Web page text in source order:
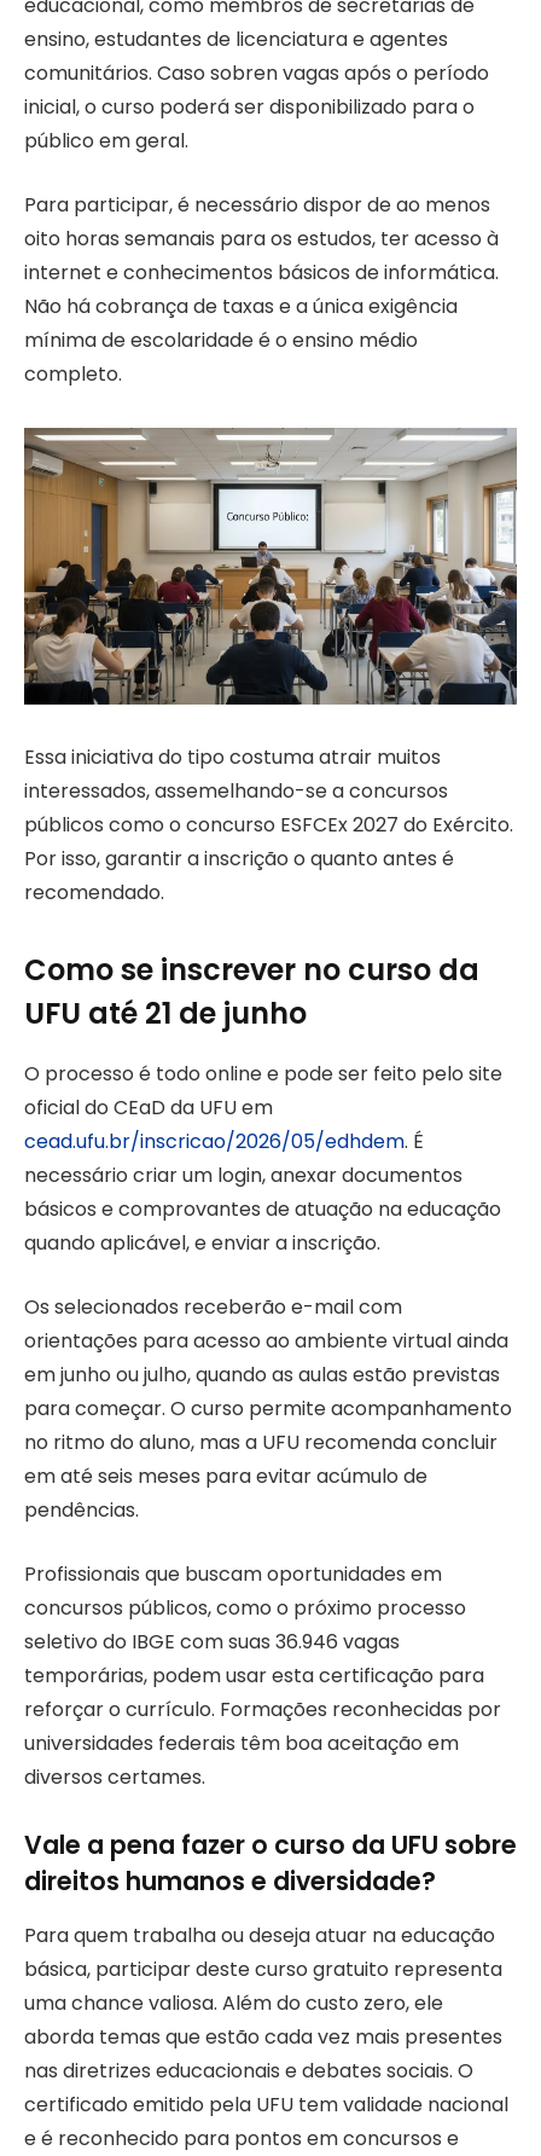
ensino, estudantes de licenciatura e agentes
comunitários. Caso sobren vagas após o período
inicial, o curso poderá ser disponibilizado para o
público em geral.
Para participar, é necessário dispor de ao menos
oito horas semanais para os estudos, ter acesso à
internet e conhecimentos básicos de informática.
Não há cobrança de taxas e a única exigência
mínima de escolaridade é o ensino médio
completo.
Essa iniciativa do tipo costuma atrair muitos
interessados, assemelhando-se a concursos
públicos como o concurso ESFCEx 2027 do Exército.
Por isso, garantir a inscrição o quanto antes é
recomendado.
Como se inscrever no curso da
UFU até 21 de junho
O processo é todo online e pode ser feito pelo site
oficial do CEaD da UFU em
cead.ufu.br/inscricao/2026/05/edhdem. É
necessário criar um login, anexar documentos
básicos e comprovantes de atuação na educação
quando aplicável, e enviar a inscrição.
Os selecionados receberão e-mail com
orientações para acesso ao ambiente virtual ainda
em junho ou julho, quando as aulas estão previstas
para começar. O curso permite acompanhamento
no ritmo do aluno, mas a UFU recomenda concluir
em até seis meses para evitar acúmulo de
pendências.
Profissionais que buscam oportunidades em
concursos públicos, como o próximo processo
seletivo do IBGE com suas 36.946 vagas
temporárias, podem usar esta certificação para
reforçar o currículo. Formações reconhecidas por
universidades federais têm boa aceitação em
diversos certames.
Vale a pena fazer o curso da UFU sobre
direitos humanos e diversidade?
Para quem trabalha ou deseja atuar na educação
básica, participar deste curso gratuito representa
uma chance valiosa. Além do custo zero, ele
aborda temas que estão cada vez mais presentes
nas diretrizes educacionais e debates sociais. O
certificado emitido pela UFU tem validade nacional
e é reconhecido para pontos em concursos e